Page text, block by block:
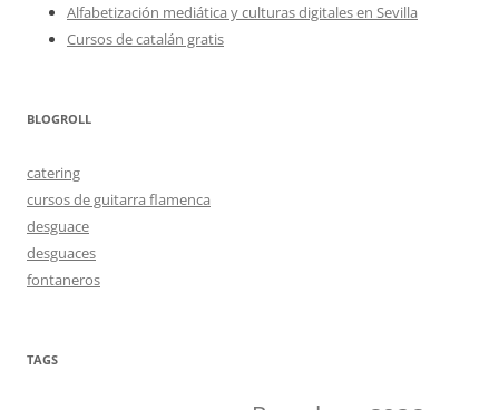
Alfabetización mediática y culturas digitales en Sevilla
Cursos de catalán gratis
BLOGROLL
catering
cursos de guitarra flamenca
desguace
desguaces
fontaneros
TAGS